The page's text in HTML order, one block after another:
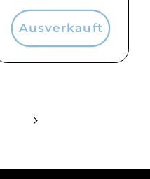
Ausverkauft